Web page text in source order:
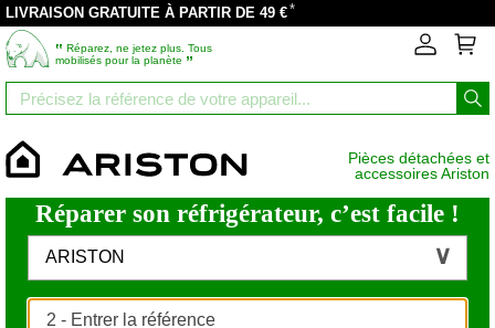
LIVRAISON GRATUITE À PARTIR DE 49 €*
‟ Réparez, ne jetez plus. Tous
mobilisés pour la planète ”
Pièces détachées et
accessoires Ariston
Réparer son réfrigérateur, c’est facile !
ARISTON